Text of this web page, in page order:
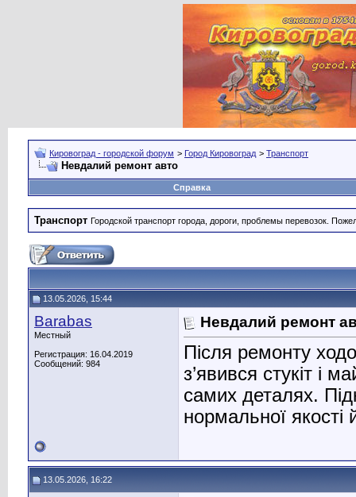
Кировоград - городской форум > Город Кировоград > Транспорт
Невдалий ремонт авто
Справка
Транспорт Городской транспорт города, дороги, проблемы перевозок.
13.05.2026, 15:44
Barabas
Местный
Регистрация: 16.04.2019
Сообщений: 984
Невдалий ремонт
Після ремонту
з’явився стукіт і
самих деталях.
нормальної якості
13.05.2026, 16:22